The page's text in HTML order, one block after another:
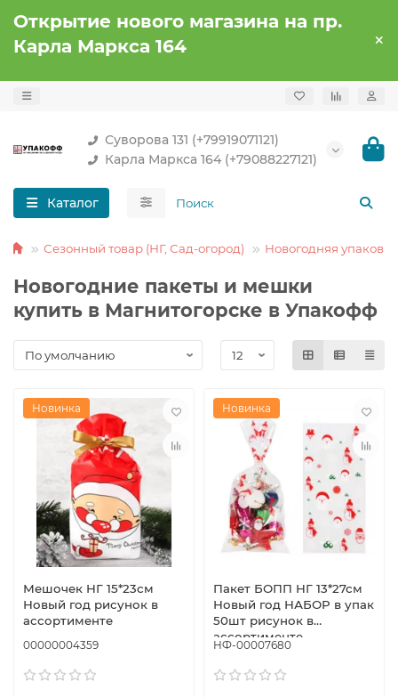
Открытие нового магазина на пр.
Карла Маркса 164
Суворова 131 (+79919071121)
Карла Маркса 164 (+79088227121)
Каталог
Сезонный товар (НГ, Сад-огород) Новогодняя упаковка
Новогодние пакеты и мешки
купить в Магнитогорске в Упакофф
Новинка
Мешочек НГ 15*23см
Новый год рисунок в
ассортименте
00000004359
Новинка
Пакет БОПП НГ 13*27см
Новый год НАБОР в упак
50шт рисунок в
ассортименте
НФ-00007680